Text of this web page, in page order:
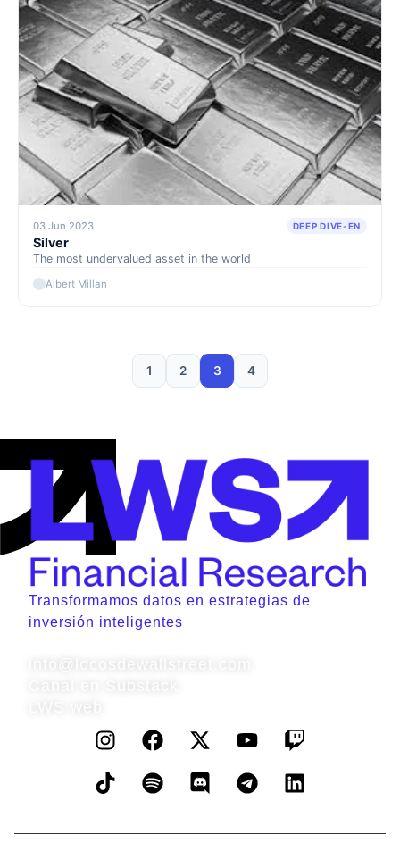
03 Jun 2023 DEEP DIVE-EN
Silver
The most undervalued asset in the world
Albert Millan
1 2 3 4
Transformamos datos en estrategias de
inversión inteligentes
info@locosdewallstreet.com